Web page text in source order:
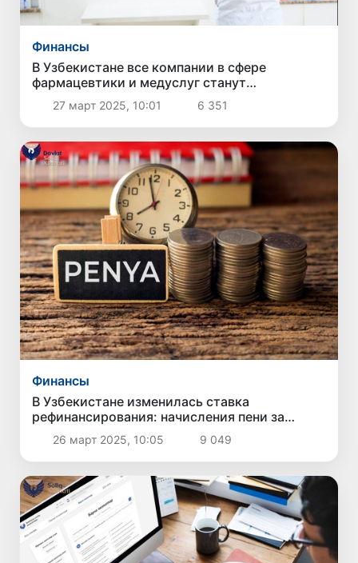
Финансы
В Узбекистане все компании в сфере
фармацевтики и медуслуг станут
плательщиками НДС
27 март 2025, 10:01 6 351
Финансы
В Узбекистане изменилась ставка
рефинансирования: начисления пени за
неуплаченные налоги тоже
26 март 2025, 10:05 9 049